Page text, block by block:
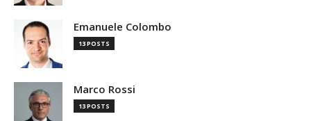
Emanuele Colombo
13 POSTS
Marco Rossi
13 POSTS